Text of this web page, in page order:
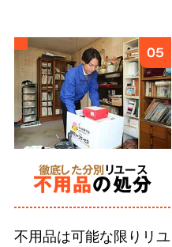
6 あらゆる状況
05
徹底した分別リユース
不用品の処分
不用品は可能な限りリユ